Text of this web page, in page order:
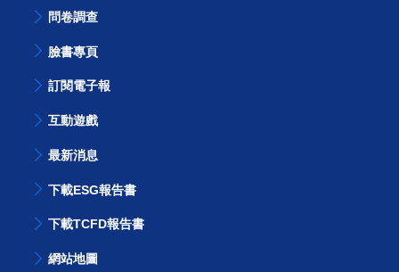
問卷調查
臉書專頁
訂閱電子報
互動遊戲
最新消息
下載ESG報告書
下載TCFD報告書
網站地圖